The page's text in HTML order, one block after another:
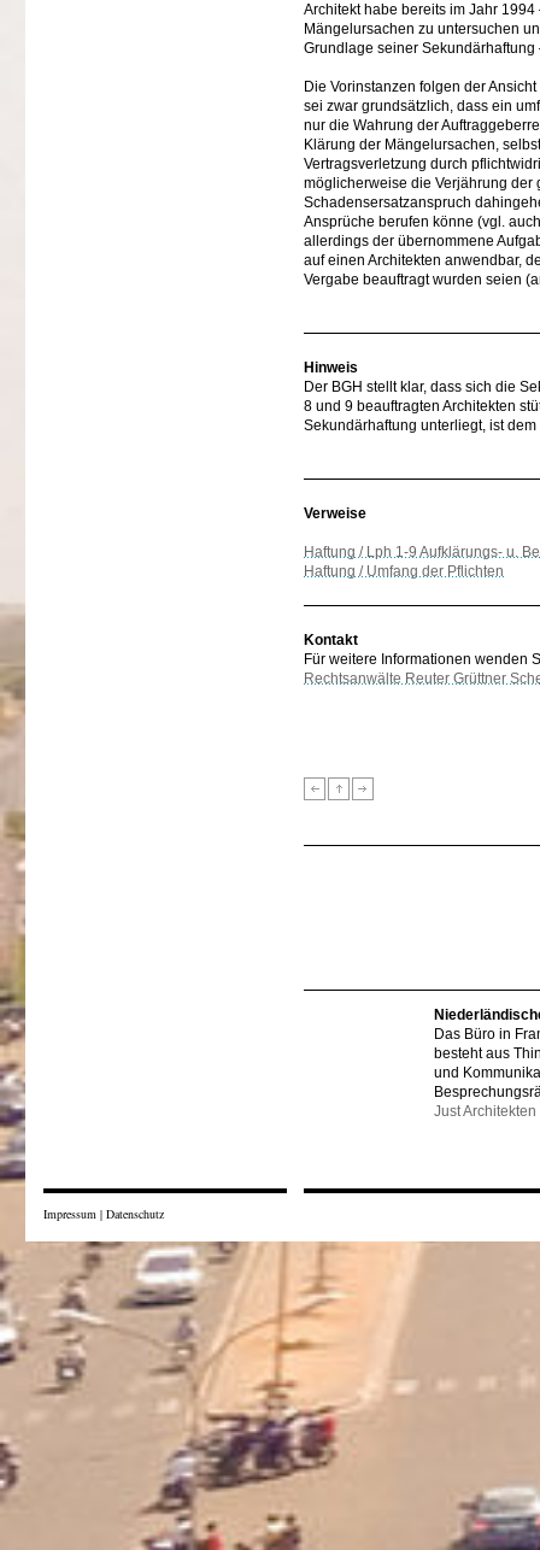
Architekt habe bereits im Jahr
Mängelursachen zu untersuchen
Grundlage seiner
Die Vorinstanzen folgen der
sei zwar grundsätzlich, dass ein
nur die Wahrung der
Klärung der Mängelursachen,
Vertragsverletzung durch
möglicherweise die Verjährung
Schadensersatzanspruch
Ansprüche berufen könne (vgl.
allerdings der übernommene
auf einen Architekten anwendbar,
Vergabe beauftragt wurden seien
Hinweis
Der BGH stellt klar, dass sich die
8 und 9 beauftragten Architekten
Sekundärhaftung unterliegt, ist
Verweise
Haftung / Lph 1-9 Aufklärungs- u.
Haftung / Umfang der Pflichten
Kontakt
Für weitere Informationen wenden
Rechtsanwälte Reuter Grüttner
Das Büro in
besteht aus
und
Just Architekten
Impressum | Datenschutz